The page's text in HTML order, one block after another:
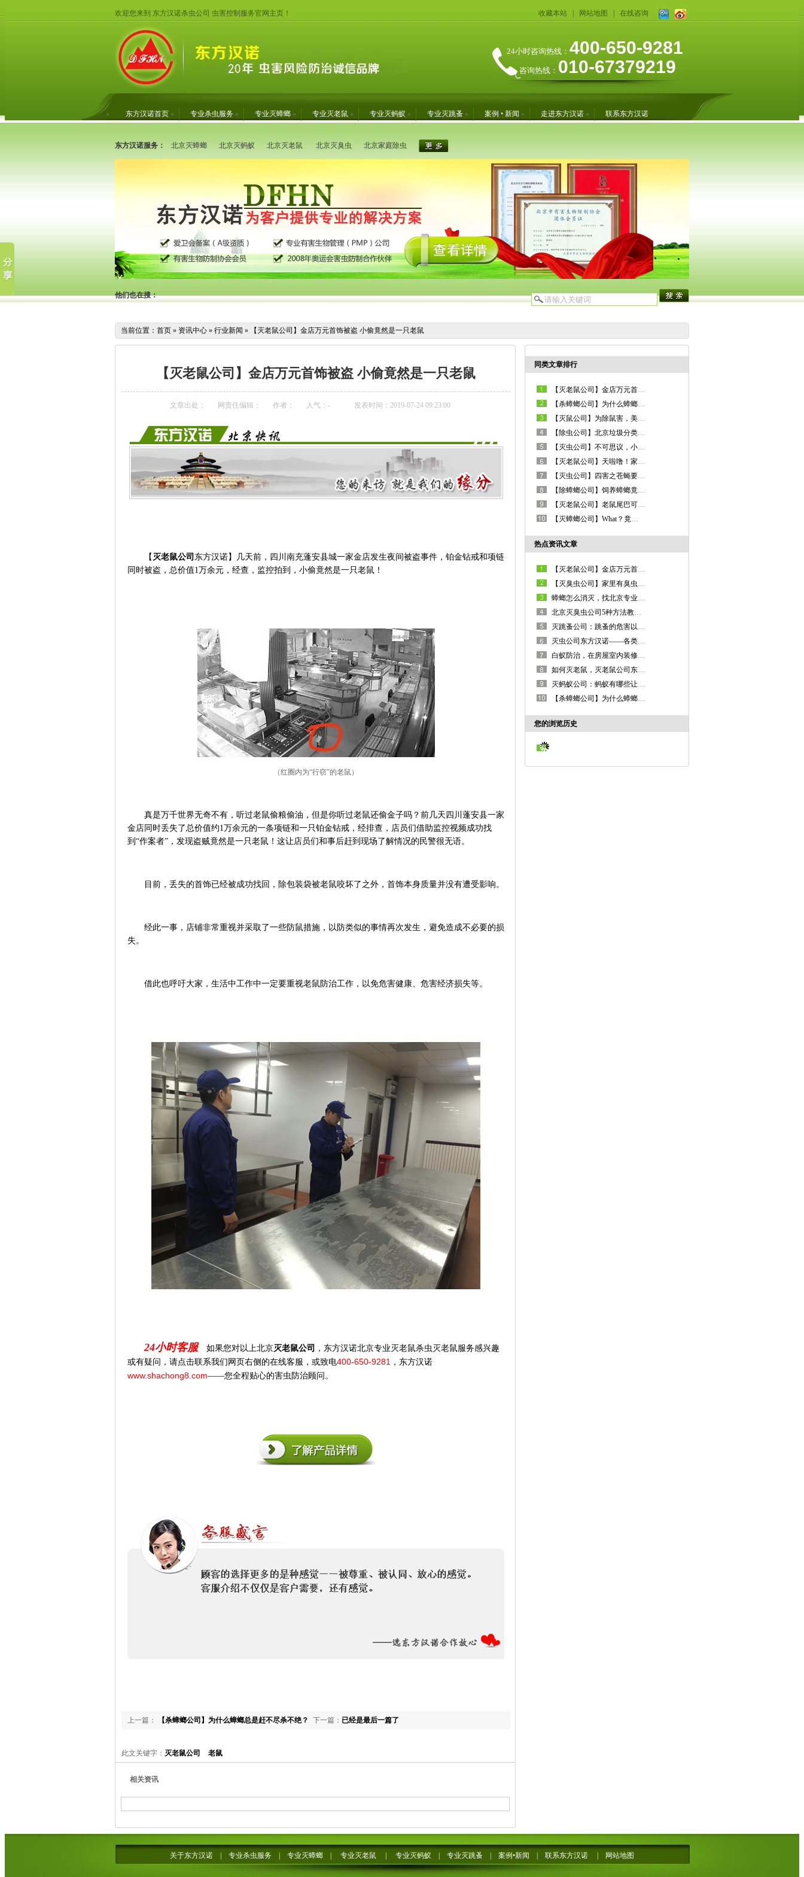
欢迎您来到 东方汉诺杀虫公司 虫害控制服务官网主页！ 收藏本站 网站地图 在线咨询
24小时咨询热线： 400-650-9281
咨询热线： 010-67379219
东方汉诺首页 专业杀虫服务 专业灭蟑螂 专业灭老鼠 专业灭蚂蚁 专业灭跳蚤 案例 • 新闻 走进东方汉诺 联系东方汉诺
东方汉诺服务： 北京灭蟑螂 北京灭蚂蚁 北京灭老鼠 北京灭臭虫 北京家庭除虫
他们也在搜：
当前位置： 首页 » 资讯中心 » 行业新闻 » 【灭老鼠公司】金店万元首饰被盗 小偷竟然是一只老鼠
【灭老鼠公司】金店万元首饰被盗 小偷竟然是一只老鼠
文章出处： 网责任编辑： 作者： 人气： - 发表时间：2019-07-24 09:23:00
【 灭老鼠公司 东方汉诺】几天前，四川南充蓬安县城一家金店发生夜间被盗事件，铂金钻戒和项链
同时被盗，总价值1万余元，经查，监控拍到，小偷竟然是一只老鼠！
（红圈内为“行窃”的老鼠）
真是万千世界无奇不有，听过老鼠偷粮偷油，但是你听过老鼠还偷金子吗？前几天四川蓬安县一家
金店同时丢失了总价值约1万余元的一条项链和一只铂金钻戒，经排查，店员们借助监控视频成功找
到“作案者”，发现盗贼竟然是一只老鼠！这让店员们和事后赶到现场了解情况的民警很无语。
目前，丢失的首饰已经被成功找回，除包装袋被老鼠咬坏了之外，首饰本身质量并没有遭受影响。
经此一事，店铺非常重视并采取了一些防鼠措施，以防类似的事情再次发生，避免造成不必要的损
失。
借此也呼吁大家，生活中工作中一定要重视老鼠防治工作，以免危害健康、危害经济损失等。
24小时客服 如果您对以上北京灭老鼠公司 ，东方汉诺北京专业灭老鼠杀虫灭老鼠服务感兴趣
或有疑问 ，请点击联系我们网页右侧的在线客服， 或致电400-650-9281 ， 东方汉诺
www.shachong8.com——您全程贴心的害虫防治顾问。
下一篇： 已经是最后一篇了
上一篇： 【杀蟑螂公司】为什么蟑螂总是赶不尽杀不绝？
此文关键字： 灭老鼠公司 老鼠
相关资讯
同类文章排行
【灭老鼠公司】金店万元首饰被盗 小偷竟然是一只老鼠
【杀蟑螂公司】为什么蟑螂总是赶不尽杀不绝？科学家给出了答案！
【灭鼠公司】为除鼠害，美国竟计划向小岛投放1.5吨老鼠药！
【除虫公司】北京垃圾分类：蟑螂、老鼠、苍蝇的强力粘是什么垃圾？
【灭虫公司】不可思议，小小蚊子竟然是这场车祸的罪魁祸首！
【灭老鼠公司】天啦噜！家中突然燃气爆炸，凶手竟是老鼠！
【灭虫公司】四害之苍蝇要进境？数千只苍蝇在安徽被截获！
【除蟑螂公司】饲养蟑螂竟然是全新的生财之道？！
【灭老鼠公司】老鼠尾巴可以高价卖钱，这是真的吗？
【灭蟑螂公司】What？竟有人不希望蟑螂从地球上消失！
热点资讯文章
【灭老鼠公司】金店万元首饰被盗 小偷竟然是一只老鼠
【灭臭虫公司】家里有臭虫怎么消灭，这些做法都是错误的！
蟑螂怎么消灭，找北京专业除蟑螂公司东方汉诺就好了！
北京灭臭虫公司5种方法教你臭虫怎么消灭，超简单！
灭跳蚤公司：跳蚤的危害以及如何消灭跳蚤
灭虫公司东方汉诺——各类场所消杀除虫的好帮手！
白蚁防治，在房屋室内装修中的重要性和必要性
如何灭老鼠，灭老鼠公司东方汉诺帮您摆脱老鼠困扰！
灭蚂蚁公司：蚂蚁有哪些让人值得学习的生活习性和品质？
【杀蟑螂公司】为什么蟑螂总是赶不尽杀不绝？科学家给出了答案！
您的浏览历史
关于东方汉诺 | 专业杀虫服务 | 专业灭蟑螂 | 专业灭老鼠 | 专业灭蚂蚁 | 专业灭跳蚤 | 案例•新闻 | 联系东方汉诺 | 网站地图